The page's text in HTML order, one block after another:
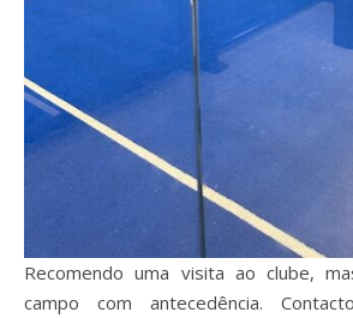
Recomendo uma visita ao clube,
campo com antecedência.